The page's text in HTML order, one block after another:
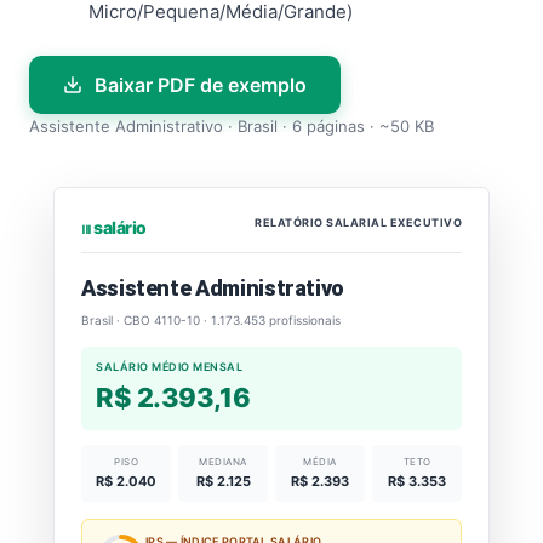
Micro/Pequena/Média/Grande)
Baixar PDF de exemplo
Assistente Administrativo · Brasil · 6 páginas · ~50 KB
⏐⏐⏐ salário RELATÓRIO SALARIAL EXECUTIVO
Assistente Administrativo
Brasil · CBO 4110-10 · 1.173.453 profissionais
SALÁRIO MÉDIO MENSAL
R$ 2.393,16
PISO
R$ 2.040
MEDIANA
R$ 2.125
MÉDIA
R$ 2.393
TETO
R$ 3.353